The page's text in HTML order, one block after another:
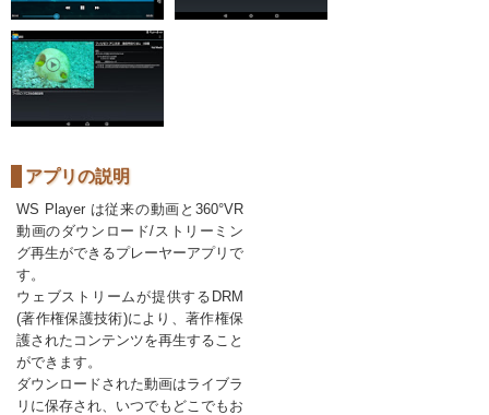
アプリの説明
WS Player は従来の動画と360°VR
動画のダウンロード/ストリーミン
グ再生ができるプレーヤーアプリで
す。
ウェブストリームが提供するDRM
(著作権保護技術)により、著作権保
護されたコンテンツを再生すること
ができます。
ダウンロードされた動画はライブラ
リに保存され、いつでもどこでもお